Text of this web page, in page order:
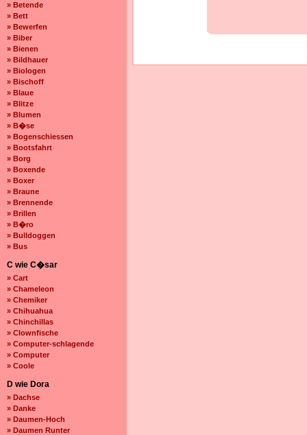
» Betende
» Bett
» Bewerfen
» Biber
» Bienen
» Bildhauer
» Biologen
» Bischoff
» Blaue
» Blitze
» Blumen
» B�se
» Bogenschiessen
» Bootsfahrt
» Borg
» Boxende
» Boxer
» Braune
» Brennende
» Brillen
» B�ro
» Bulldoggen
» Bus
C wie C�sar
» Cart
» Chameleon
» Chemiker
» Chihuahua
» Chinchillas
» Clownfische
» Computer-schlagende
» Computer
» Coole
D wie Dora
» Dachse
» Danke
» Daumen-Hoch
» Daumen Runter